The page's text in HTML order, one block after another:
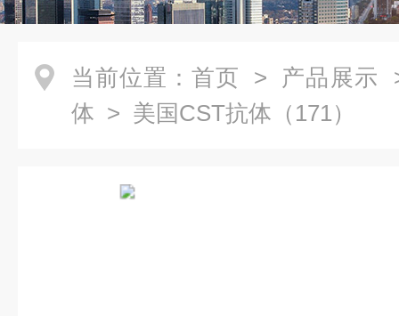
当前位置： 首页 > 产品展示
体 > 美国CST抗体（171）